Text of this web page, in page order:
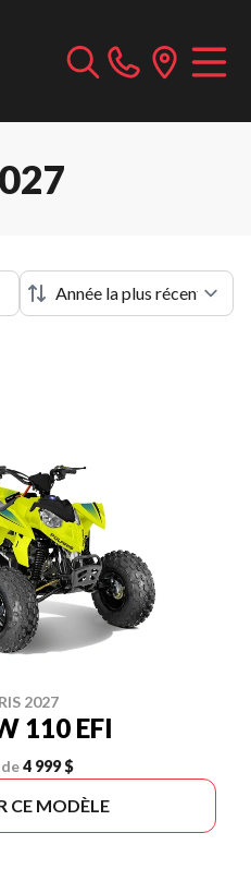
2027
110 EFI
4 999 $
CE MODÈLE